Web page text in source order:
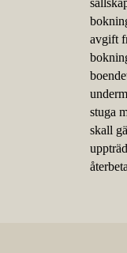
avgift
stuga
skall